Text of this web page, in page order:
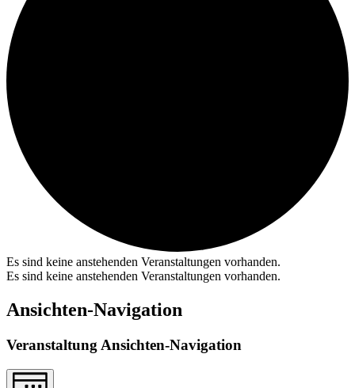
Es sind keine anstehenden Veranstaltungen vorhanden.
Es sind keine anstehenden Veranstaltungen vorhanden.
Ansichten-Navigation
Veranstaltung Ansichten-Navigation